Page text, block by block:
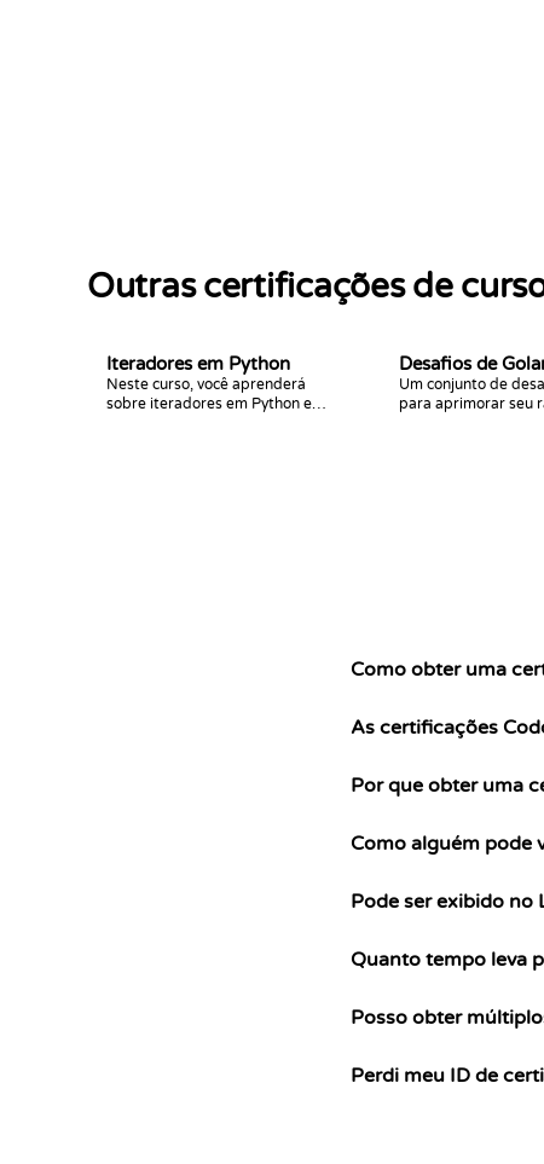
Outras certificações de
Iteradores em Python
Neste curso, você aprenderá
sobre iteradores em Python e
Desafios de
Um conjunto de
para aprimorar seu
Como obter uma
As certificações
Por que obter uma
Como alguém pode
Pode ser exibido no
Quanto tempo leva
Posso obter
Perdi meu ID de